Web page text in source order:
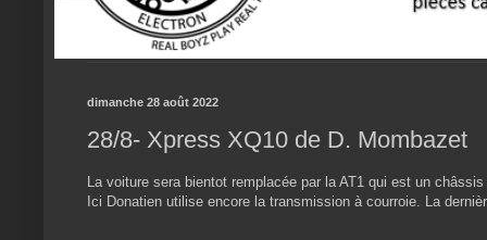
dimanche 28 août 2022
28/8- Xpress XQ10 de D. Mombazet
La voiture sera bientot remplacée par la AT1 qui est un
Ici Donatien utilise encore la transmission à courroie. La